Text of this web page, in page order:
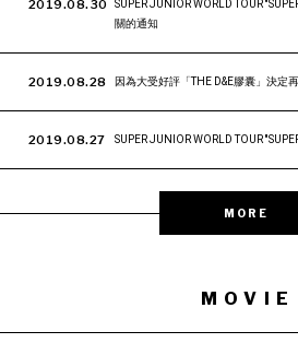
2019.08.30
SUPER JUNIOR WORLD TOUR
關的通知
2019.08.28 因為大受好評「THE D&E膠囊」決定
2019.08.27 SUPER JUNIOR WORLD TOUR
MORE
MOVIE